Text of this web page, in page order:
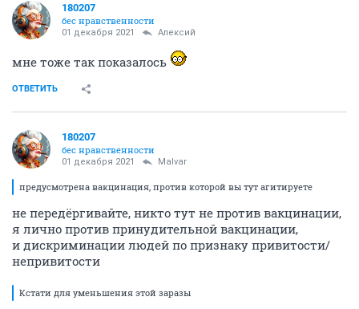
180207
бес нравственности
01 декабря 2021 Алексий
мне тоже так показалось
ОТВЕТИТЬ
180207
бес нравственности
01 декабря 2021 Malvar
предусмотрена вакцинация, против которой вы тут агитируете
не передёргивайте, никто тут не против вакцинации,
я лично против принудительной вакцинации,
и дискриминации людей по признаку привитости/
непривитости
Кстати для уменьшения этой заразы